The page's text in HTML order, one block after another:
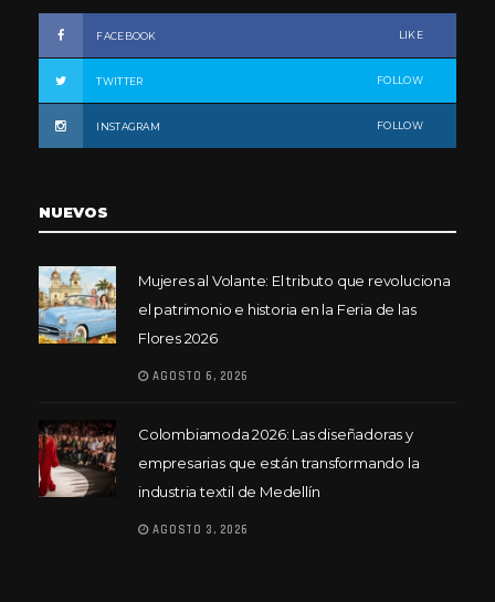
FACEBOOK LIKE
TWITTER FOLLOW
INSTAGRAM FOLLOW
NUEVOS
Mujeres al Volante: El tributo que revoluciona
el patrimonio e historia en la Feria de las
Flores 2026
AGOSTO 6, 2026
Colombiamoda 2026: Las diseñadoras y
empresarias que están transformando la
industria textil de Medellín
AGOSTO 3, 2026